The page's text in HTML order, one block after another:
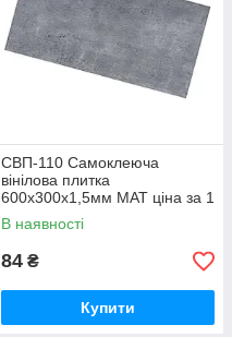
СВП-110 Самоклеюча
вінілова плитка
600х300х1,5мм МАТ ціна за 1
шт. SW-00003251
В наявності
84 ₴
Купити